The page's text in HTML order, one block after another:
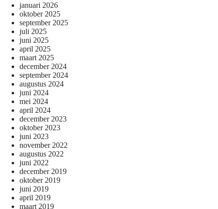
januari 2026
oktober 2025
september 2025
juli 2025
juni 2025
april 2025
maart 2025
december 2024
september 2024
augustus 2024
juni 2024
mei 2024
april 2024
december 2023
oktober 2023
juni 2023
november 2022
augustus 2022
juni 2022
december 2019
oktober 2019
juni 2019
april 2019
maart 2019